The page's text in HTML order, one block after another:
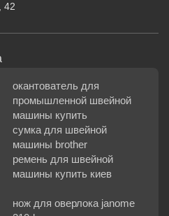
42
окантователь для
промышленной швейной
машины купить
сумка для швейной
машины brother
ремень для швейной
машины купить киев
нож для оверлока janome